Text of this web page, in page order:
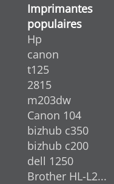
Imprimantes
populaires
Hp
canon
t125
2815
m203dw
Canon 104
bizhub c350
bizhub c200
dell 1250
Brother HL-L2...